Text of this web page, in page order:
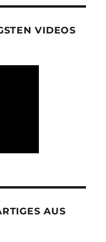
VIDEOS
AUS D